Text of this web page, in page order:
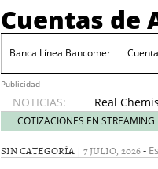
Cuentas de
Banca Línea Bancomer
Publicidad
NOTICIAS:
Real
centro para
COTIZACIONES EN STREAMING
SIN CATEGORÍA | 7 JULIO, 2026-